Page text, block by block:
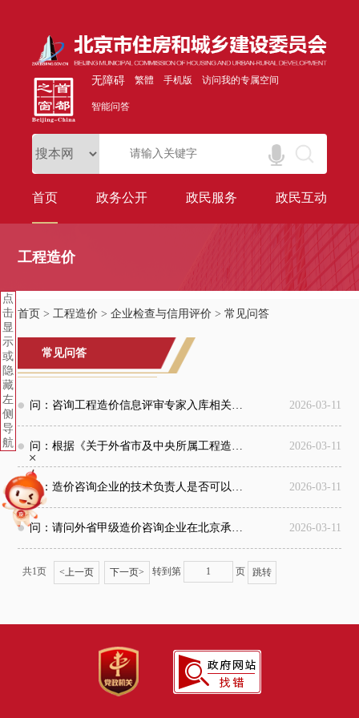
无障碍 繁體 手机版 访问我的专属空间
智能问答
首页 政务公开 政民服务 政民互动
工程造价
点
击
显
示
或
隐
藏
左
侧
导
航
首页 >工程造价 >企业检查与信用评价 >常见问答
常见问答
问：咨询工程造价信息评审专家入库相关事宜：未取得造价工程师证书，但从事相关专业8年以上的专业人员可以入库吗？ 2026-03-11
问：根据《关于外省市及中央所属工程造价咨询企业在京备案的通知》京建管〔2006〕732号 与《关于调整外省市招标代理机构、工程造价咨询企业有关备案事项的通知》京建发〔2016〕292号 的要求，现外省市工程造价企业在京承接业务之前不需要进行相关备案，只需在承接业务后进行项目备案；如是只需要在承接业务后进行项目备案，那在承接业务前是否还需要做其他准备工作？ 2026-03-11
问：造价咨询企业的技术负责人是否可以由退休人员担任？ 2026-03-11
问：请问外省甲级造价咨询企业在北京承接业务是否需要备案？如需备案,需提供哪些资料?怎样备案？ 2026-03-11
共1页 <上一页 下一页> 转到第 页
+